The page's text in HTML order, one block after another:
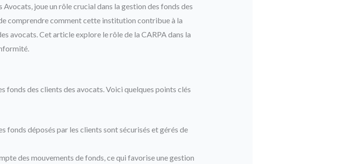
Avocats, joue un rôle crucial dans la gestion des fonds des
comprendre comment cette institution contribue à la
avocats. Cet article explore le rôle de la CARPA dans la
fonds des clients des avocats. Voici quelques points clés
fonds déposés par les clients sont sécurisés et gérés de
des mouvements de fonds, ce qui favorise une gestion